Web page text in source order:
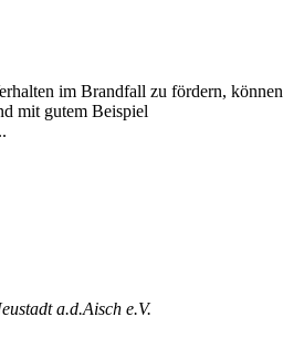
im Brandfall zu fördern, können
mit gutem Beispiel
a.d.Aisch e.V.